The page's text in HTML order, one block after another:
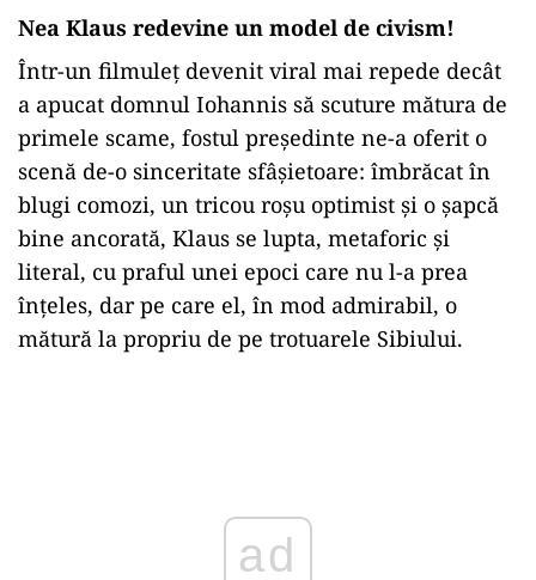
Nea Klaus redevine un model de civism!
Într-un filmuleț devenit viral mai repede decât
a apucat domnul Iohannis să scuture mătura de
primele scame, fostul președinte ne-a oferit o
scenă de-o sinceritate sfâșietoare: îmbrăcat în
blugi comozi, un tricou roșu optimist și o șapcă
bine ancorată, Klaus se lupta, metaforic și
literal, cu praful unei epoci care nu l-a prea
înțeles, dar pe care el, în mod admirabil, o
mătură la propriu de pe trotuarele Sibiului.